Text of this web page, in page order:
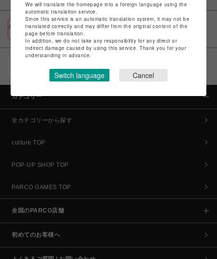
ポケパル払い
初回登録＆お買物で最大1,500円分のPARCOポイント進呈
コイン＆クーポンでPARCOでのお買い物がオトクに
カテゴリー
全カテゴリーから探す
culture TOP
POP-UP SHOP TOP
PARCO GAMES TOP
全国のPARCO店舗
初めてのお客様へ
We will translate the homepage into a foreign language using the
automatic translation service.
Since this service is an automatic translation system, it may not be
translated correctly and may differ from the original content of the
page before translation.
In addition, we do not take any responsibility for any direct or
indirect damage caused by using this service. Thank you for your
understanding in advance.
Switch language Cancel